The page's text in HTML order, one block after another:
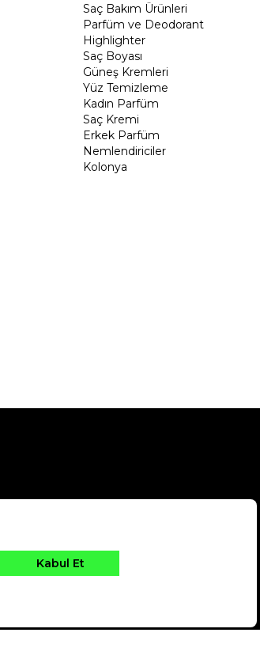
Saç Bakım Ürünleri
Parfüm ve Deodorant
Highlighter
Saç Boyası
Güneş Kremleri
Yüz Temizleme
Kadın Parfüm
Saç Kremi
Erkek Parfüm
Nemlendiriciler
Kolonya